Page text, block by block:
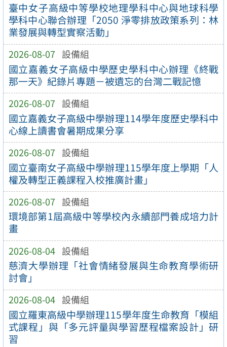
臺中女子高級中等學校地理學科中心與地球科學
學科中心聯合辦理「2050 淨零排放政策系列：林
業發展與轉型實察活動」
2026-08-07 設備組
國立嘉義女子高級中學歷史學科中心辦理《終戰
那一天》紀錄片專題－被遺忘的台灣二戰記憶
2026-08-07 設備組
國立嘉義女子高級中學辦理114學年度歷史學科中
心線上讀書會暑期成果分享
2026-08-07 設備組
國立臺南女子高級中學辦理115學年度上學期「人
權及轉型正義課程入校推廣計畫」
2026-08-07 設備組
環境部第1屆高級中等學校內永續部門養成培力計
畫
2026-08-04 設備組
慈濟大學辦理「社會情緒發展與生命教育學術研
討會」
2026-08-04 設備組
國立羅東高級中學辦理115學年度生命教育「模組
式課程」與「多元評量與學習歷程檔案設計」研
習